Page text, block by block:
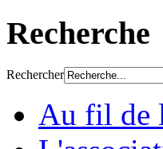
Recherche
Rechercher
Au fil de